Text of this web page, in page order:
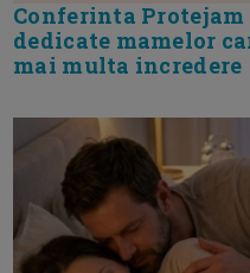
Conferinta Protejam
dedicate mamelor
mai multa incredere